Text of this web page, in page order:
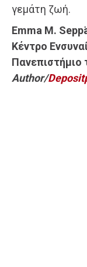
γεμάτη ζωή.
Emma M.
Κέντρο
Author/